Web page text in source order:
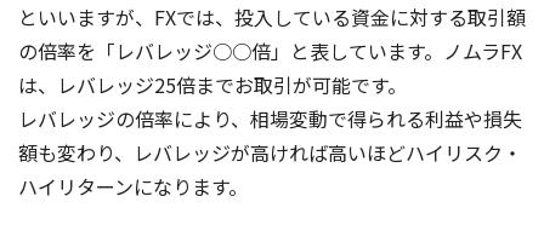
といいますが、FXでは、投入している資金に対する取引額
の倍率を「レバレッジ○○倍」と表しています。ノムラFX
は、レバレッジ25倍までお取引が可能です。
レバレッジの倍率により、相場変動で得られる利益や損失
額も変わり、レバレッジが高ければ高いほどハイリスク・
ハイリターンになります。